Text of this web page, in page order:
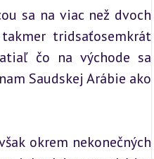
sa na viac než dvoch
tridsaťosemkrát
čo na východe sa
Saudskej Arábie ako
okrem nekonečných